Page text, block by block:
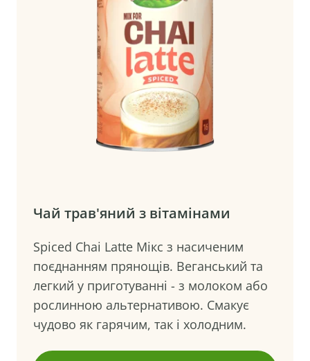
Чай трав'яний з вітамінами
Spiced Chai Latte Мікс з насиченим
поєднанням прянощів. Веганський та
легкий у приготуванні - з молоком або
рослинною альтернативою. Смакує
чудово як гарячим, так і холодним.